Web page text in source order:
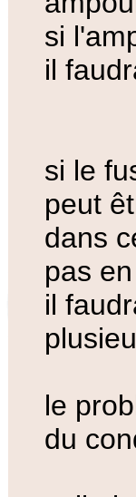
si
il
si le
peut
dans
pas
il
le
du